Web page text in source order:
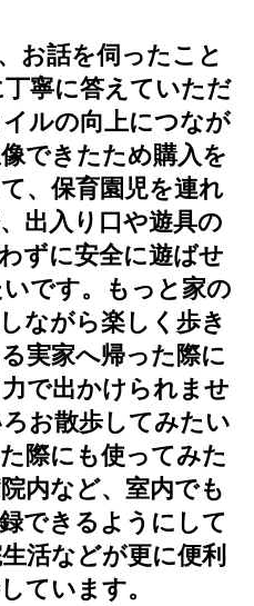
お話を伺ったこと
寧に答えていただ
ルの向上につなが
できたため購入を
、保育園児を連れ
出入り口や遊具の
ずに安全に遊ばせ
です。もっと家の
ながら楽しく歩き
実家へ帰った際に
で出かけられませ
お散歩してみたい
際にも使ってみた
内など、室内でも
できるようにして
活などが更に便利
ています。